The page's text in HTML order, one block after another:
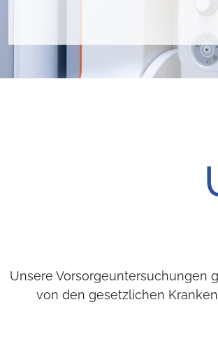
Unsere Vorsorgeuntersuchungen
von den gesetzlichen